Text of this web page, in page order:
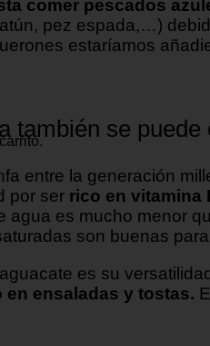
comer pescados
pez espada,…)
estaríamos
también se
entre la generación
por ser rico en vitamina
agua es mucho menor
son buenas
es su
ensaladas y tostas.